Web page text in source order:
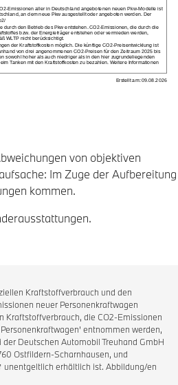
von objektiven
Im Zuge der Aufbereitung
kommen.
Kraftstoffverbrauch und den
neuer Personenkraftwagen
Kraftstoffverbrauch, die CO2-Emissionen
entnommen werden,
Deutschen Automobil Treuhand GmbH
Ostfildern-Scharnhausen, und
unentgeltlich erhältlich ist. Abbildung/en